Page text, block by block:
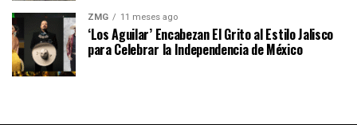
ZMG 11 meses ago
‘Los Aguilar’ Encabezan El Grito al Estilo Jalisco
para Celebrar la Independencia de México